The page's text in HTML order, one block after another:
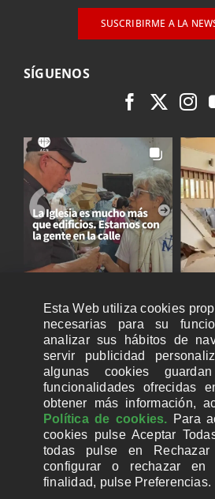
SUSCRIBIRME A LA
SÍGUENOS
Esta Web utiliza cookies
necesarias para su
analizar sus hábitos de
servir publicidad
algunas cookies
funcionalidades ofrecidas
obtener más información,
Política de cookies. Para
cookies pulse Aceptar
todas pulse en
configurar o rechazar
finalidad, pulse Preferencias.